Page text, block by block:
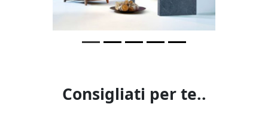
STUFE
Consigliati per te..